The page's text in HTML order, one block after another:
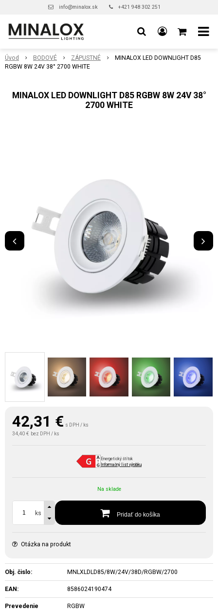
info@minalox.sk +421 948 302 251
Úvod BODOVÉ ZÁPUSTNÉ
MINALOX LED DOWNLIGHT D85
RGBW 8W 24V 38° 2700 WHITE
MINALOX LED DOWNLIGHT D85 RGBW 8W 24V 38°
2700 WHITE
42,31 € s DPH / ks
34,40 € bez DPH / ks
Energetický štítok
Informačný list výrobku
Na sklade
ks Pridať do košíka
Otázka na produkt
Obj. čislo: MNLXLDLD85/8W/24V/38D/RGBW/2700
EAN: 8586024190474
Prevedenie RGBW